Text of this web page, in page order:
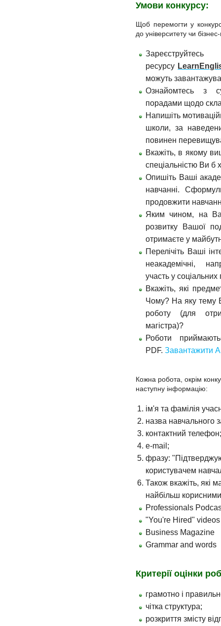
Умови конкурсу:
Щоб перемогти у
до університету чи
ресурсу
можуть
Ознайомтесь з
порадами щодо
Напишіть
школи, за
повинен
Вкажіть, в якому
спеціальністю Ви б
Опишіть Ваші
навчанні.
продовжити
Яким чином, на
розвитку Вашої
отримаєте у
Перелічіть Ваші
неакадемічні,
участь у соціальних
Вкажіть, які
Чому? На яку тему
роботу (для
магістра)?
Роботи
PDF. Завантажити
Кожна робота, окрім
наступну інформацію:
ім'я та фамілія
назва навчального
контактний телефон;
e-mail;
фразу:
користувачем
Також вкажіть, які
найбільш
Professionals
"You're Hired" videos
Business Magazine
Grammar and words
Критерії оцінки
грамотно і
чітка структура;
розкриття змісту